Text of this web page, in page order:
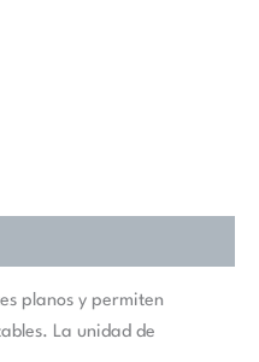
planos y permiten
La unidad de